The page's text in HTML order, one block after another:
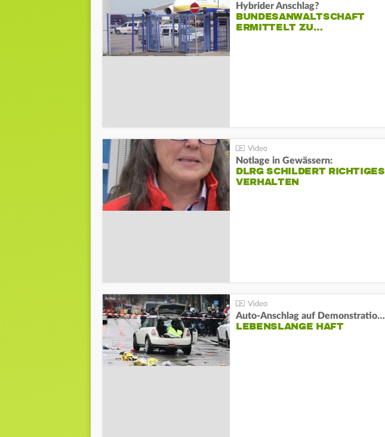
Hybrider Anschlag?
BUNDESANWALTSCHAFT
ERMITTELT ZU…
Notlage in Gewässern:
DLRG SCHILDERT RICHTIGES
VERHALTEN
Auto-Anschlag auf Demonstration in München:
LEBENSLANGE HAFT